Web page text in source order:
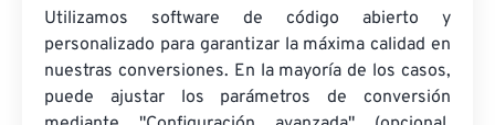
Utilizamos software de código abierto y
personalizado para garantizar la máxima calidad en
nuestras conversiones. En la mayoría de los casos,
puede ajustar los parámetros de conversión